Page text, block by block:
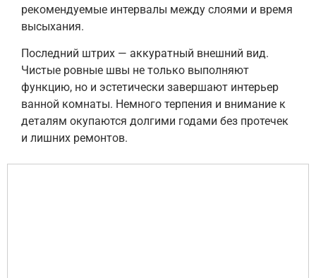
рекомендуемые интервалы между слоями и время
высыхания.
Последний штрих — аккуратный внешний вид.
Чистые ровные швы не только выполняют
функцию, но и эстетически завершают интерьер
ванной комнаты. Немного терпения и внимание к
деталям окупаются долгими годами без протечек
и лишних ремонтов.